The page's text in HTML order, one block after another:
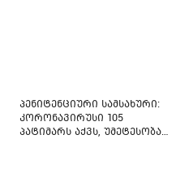
პენიტენციური სამსახური:
კორონავირუსი 105
პატიმარს აქვს, უმეტესობა